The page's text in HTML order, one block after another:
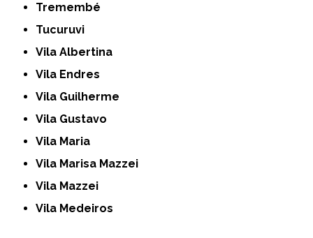
Tremembé
Tucuruvi
Vila Albertina
Vila Endres
Vila Guilherme
Vila Gustavo
Vila Maria
Vila Marisa Mazzei
Vila Mazzei
Vila Medeiros